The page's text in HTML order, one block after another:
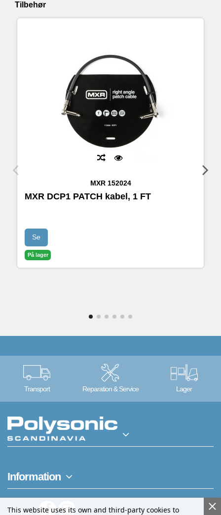
Tilbehør
MXR 152024
MXR DCP1 PATCH kabel, 1 FT
Se
På lager
Transport Reparation & Service Lager
Information
This website uses its own and third-party cookies to
Følg os